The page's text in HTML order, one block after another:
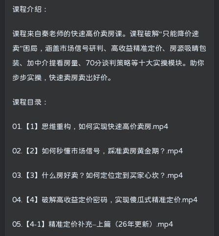
课程介绍：
课程来自秦老师的快速高价卖房课。课程破解“只能降价速
卖”困局，涵盖市场信号研判、高收益精准定价、房源吸睛包
装、加中介提看房量、70分谈判策略等十大实操模块。助你
步步实操，快速卖房卖出好价。
课程目录：
01.【1】思维重构，如何实现快速高价卖房.mp4
02.【2】如何秒懂市场信号，踩准卖房黄金期？.mp4
03.【3】什么房好卖？如何定位定到买家心坎？.mp4
04.【4】破解高收益定价密码，实现傻瓜式精准定价.mp4
05.【4-1】精准定价补充–上篇（26年更新）.mp4